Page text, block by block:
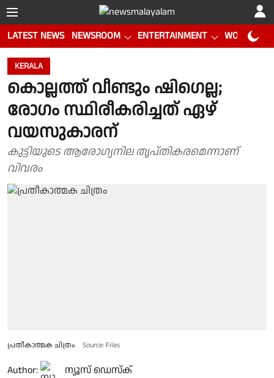
LATEST NEWS NEWSROOM ENTERTAINMENT WORLD CUP
KERALA
കൊല്ലത്ത് വീണ്ടും ഷിഗെല്ല;
രോഗം സ്ഥിരീകരിച്ചത് ഏഴ്
വയസുകാരന്
കുട്ടിയുടെ ആരോഗ്യനില തൃപ്തികരമെന്നാണ്
വിവരം
പ്രതീകാത്മക ചിത്രം Source: Files
Author: ന്യൂസ് ഡെസ്ക്